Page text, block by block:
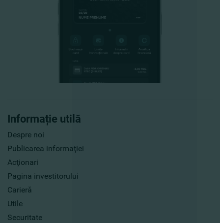
Informație utilă
Despre noi
Publicarea informaţiei
Acţionari
Pagina investitorului
Carieră
Utile
Securitate